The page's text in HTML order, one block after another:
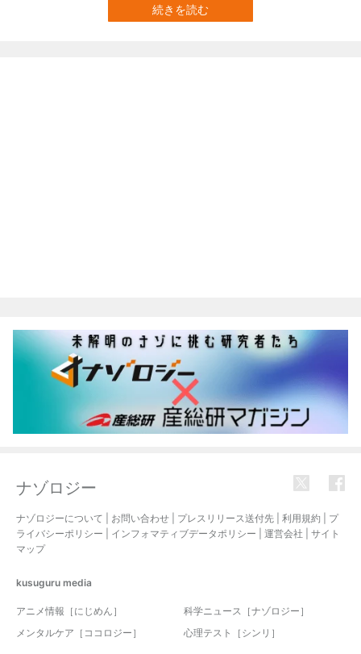
ス」という氷河期が始まっており、彗星の衝突がその原因であると
考えられる 古代彫刻の暗号は、なんと「彗星衝突」の記録だった!…
続きを読む
ナゾロジー
ナゾロジーについて お問い合わせ プレスリリース送付先 利用規約
プ
ライバシーポリシー
インフォマティブデータポリシー 運営会社
サイト
マップ
kusuguru media
アニメ情報［にじめん］
科学ニュース［ナゾロジー］
メンタルケア［ココロジー］
心理テスト［シンリ］